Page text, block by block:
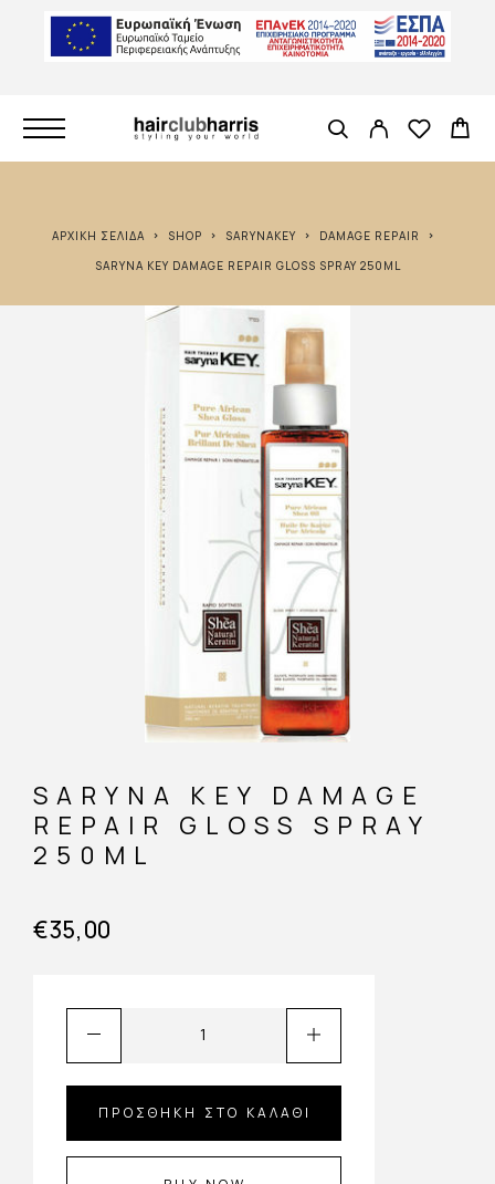
ΑΡΧΙΚΉ ΣΕΛΊΔΑ SHOP SARYNAKEY
DAMAGE REPAIR
SARYNA KEY DAMAGE REPAIR GLOSS SPRAY 250ML
SARYNA KEY DAMAGE
REPAIR GLOSS SPRAY
250ML
€35,00
ΠΡΟΣΘΉΚΗ ΣΤΟ ΚΑΛΆΘΙ